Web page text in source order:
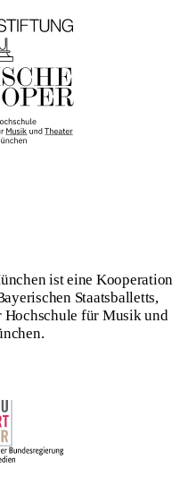
ist eine Kooperation
Staatsballetts,
Hochschule für Musik und